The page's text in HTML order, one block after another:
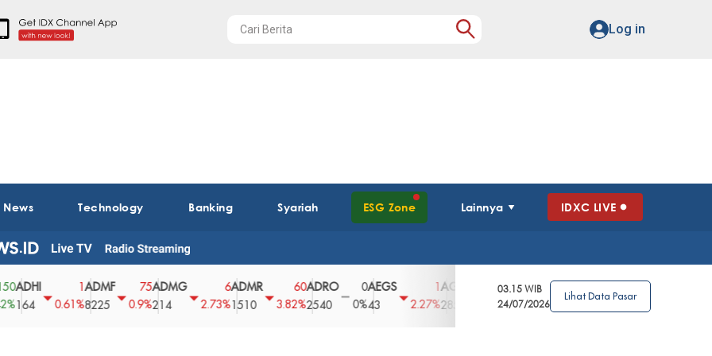
Log in
Technology Banking Syariah ESG Zone Lainnya IDXC LIVE
0.61%
ADMF
8225
75
0.9%
ADMG
214
2.73%
ADMR
1510
60
3.82%
ADRO
2540
0
0%
AEGS
2.27% 2850
3.39%
AGRO
4
2.63%
0%
03.15 WIB
24/07/2026
Lihat Data Pasar